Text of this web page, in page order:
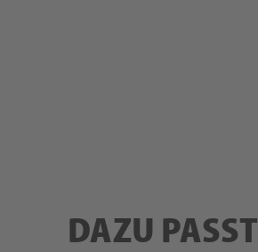
DAZU PASST